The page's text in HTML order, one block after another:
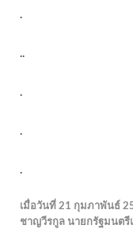
เมื่อวันที่ 21 กุมภาพันธ์
ชาญวีรกูล นายกรัฐมนตรี